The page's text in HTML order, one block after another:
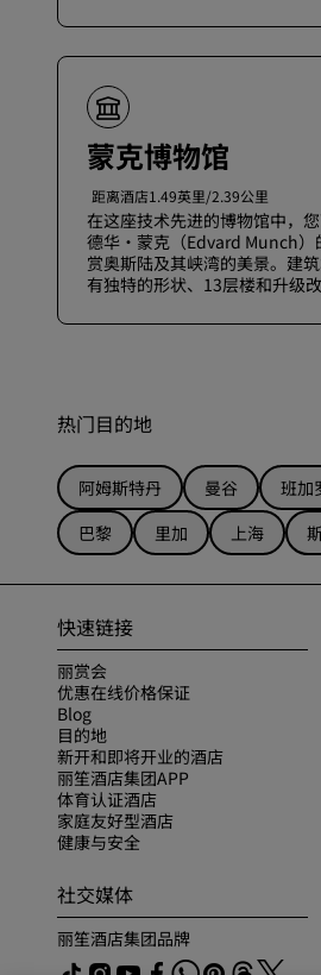
蒙克博物馆
距离酒店1.49英里/2.39公里
在这座技术先进的博物馆中，
德华·蒙克（Edvard Munch）
赏奥斯陆及其峡湾的美景。建
有独特的形状、13层楼和升级
热门目的地
阿姆斯特丹 曼谷 班加
巴黎
里加 上海
快速链接
丽赏会
优惠在线价格保证
Blog
目的地
新开和即将开业的酒店
丽笙酒店集团APP
体育认证酒店
家庭友好型酒店
健康与安全
社交媒体
丽笙酒店集团品牌